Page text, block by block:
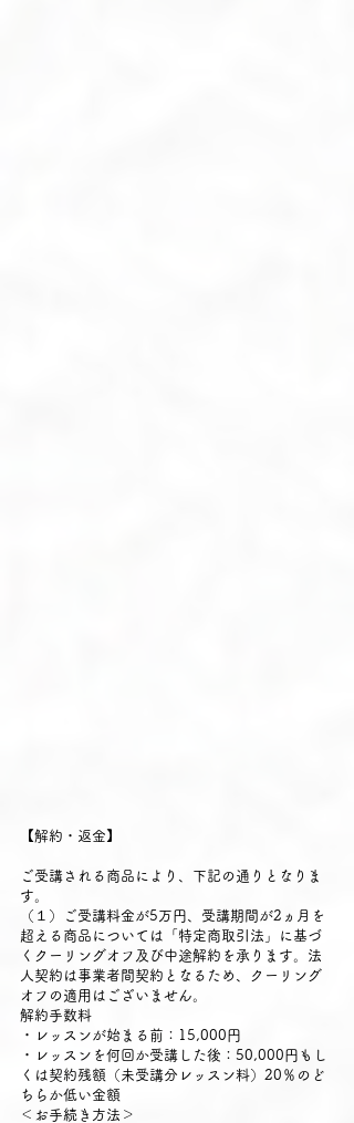
【解約・返金】
ご受講される商品により、下記の通りとなりま
す。
（１）ご受講料金が5万円、受講期間が2ヵ月を
超える商品については「特定商取引法」に基づ
くクーリングオフ及び中途解約を承ります。法
人契約は事業者間契約となるため、クーリング
オフの適用はございません。
解約手数料
・レッスンが始まる前：15,000円
・レッスンを何回か受講した後：50,000円もし
くは契約残額（未受講分レッスン料）20％のど
ちらか低い金額
＜お手続き方法＞